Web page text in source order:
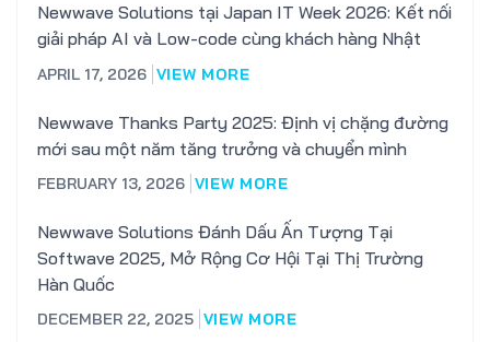
Newwave Solutions tại Japan IT Week 2026: Kết nối
giải pháp AI và Low-code cùng khách hàng Nhật
APRIL 17, 2026 VIEW MORE
Newwave Thanks Party 2025: Định vị chặng đường
mới sau một năm tăng trưởng và chuyển mình
FEBRUARY 13, 2026 VIEW MORE
Newwave Solutions Đánh Dấu Ấn Tượng Tại
Softwave 2025, Mở Rộng Cơ Hội Tại Thị Trường
Hàn Quốc
DECEMBER 22, 2025 VIEW MORE